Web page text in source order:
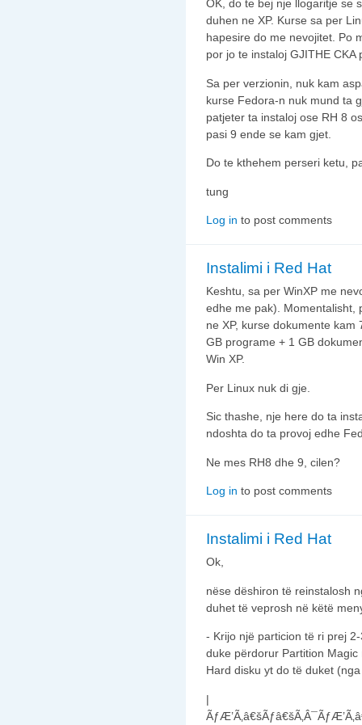
OK, do te bej nje llogaritje se
duhen ne XP. Kurse sa per
hapesire do me nevojitet. Po
por jo te instaloj GJITHE CKA
Sa per verzionin, nuk kam
kurse Fedora-n nuk mund ta
patjeter ta instaloj ose RH 8
pasi 9 ende se kam gjet.
Do te kthehem perseri ketu,
tung
Log in to post comments
Instalimi i Red Hat
Keshtu, sa per WinXP me
edhe me pak). Momentalisht,
ne XP, kurse dokumente
GB programe + 1 GB
Win XP.
Per Linux nuk di gje.
Sic thashe, nje here do ta
ndoshta do ta provoj edhe
Ne mes RH8 dhe 9, cilen?
Log in to post comments
Instalimi i Red Hat
Ok,
nëse dëshiron të reinstalosh
duhet të veprosh në këtë
- Krijo një particion të ri prej
duke përdorur Partition Magic
Hard disku yt do të duket
|